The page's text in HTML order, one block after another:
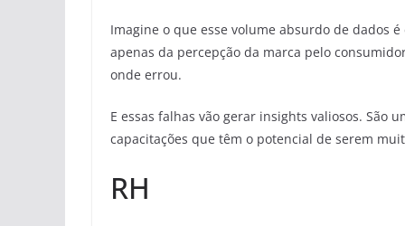
Imagine o que esse volume absurdo de dados
apenas da percepção da marca pelo
onde errou.
E essas falhas vão gerar insights valiosos.
capacitações que têm o potencial de serem
RH